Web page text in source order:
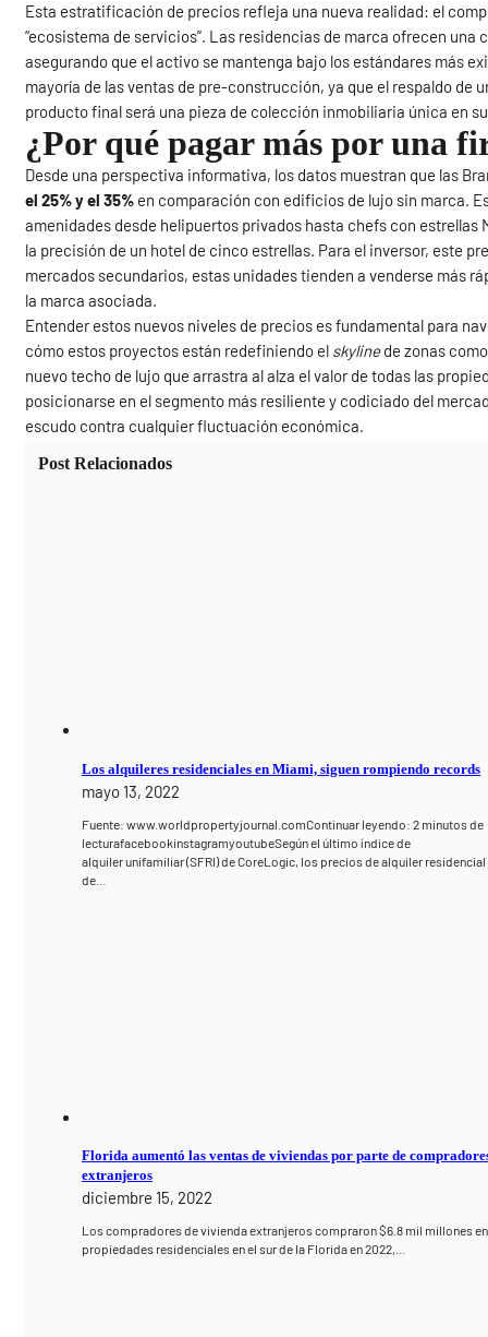
Esta estratificación de precios refleja una nueva realidad: el
“ecosistema de servicios”. Las residencias de marca ofrecen
asegurando que el activo se mantenga bajo los estándares más
mayoría de las ventas de pre-construcción, ya que el respaldo
producto final será una pieza de colección inmobiliaria única en
¿Por qué pagar más por una
Desde una perspectiva informativa, los datos muestran que las
el 25% y el 35% en comparación con edificios de lujo sin marca.
amenidades desde helipuertos privados hasta chefs con
la precisión de un hotel de cinco estrellas. Para el inversor, este
mercados secundarios, estas unidades tienden a venderse más
la marca asociada.
Entender estos nuevos niveles de precios es fundamental para
cómo estos proyectos están redefiniendo el skylinede zonas
nuevo techo de lujo que arrastra al alza el valor de todas las
posicionarse en el segmento más resiliente y codiciado del
escudo contra cualquier fluctuación económica.
Post Relacionados
Los alquileres residenciales en Miami, siguen rompiendo records
mayo 13, 2022
Fuente: www.worldpropertyjournal.comContinuar leyendo: 2 minutos de
lecturafacebookinstagramyoutubeSegún el último índice de
alquiler unifamiliar (SFRI) de CoreLogic, los precios de alquiler residencial
de…
Florida aumentó las ventas de viviendas por parte de
extranjeros
diciembre 15, 2022
Los compradores de vivienda extranjeros compraron $6.8 mil millones en
propiedades residenciales en el sur de la Florida en 2022,…